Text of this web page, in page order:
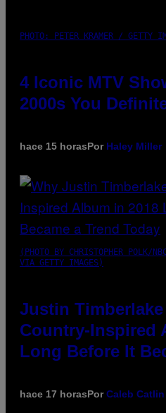
PHOTO: PETER KRAMER / GETTY
4 Iconic MTV
2000s You
hace 15 horasPor Haley Miller
(PHOTO BY CHRISTOPHER POLK/
VIA GETTY IMAGES)
Justin Timberlake
Country-Inspired
Long Before It
hace 17 horasPorCaleb Catlin